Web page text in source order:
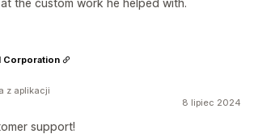
the custom work he helped with.
8 lipiec 2024
support!
Corporation
z aplikacji